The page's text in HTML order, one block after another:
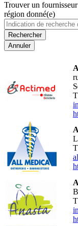
Trouver un
région donné(e)
Annuler